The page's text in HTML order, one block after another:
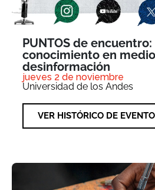
PUNTOS de
conocimiento en
desinformación
jueves 2 de noviembre
Universidad de los Andes
VER HISTÓRICO DE EVENTO